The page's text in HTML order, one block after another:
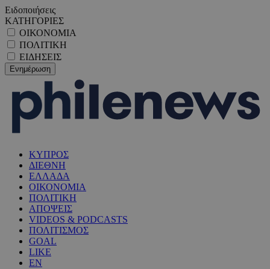
Ειδοποιήσεις
ΚΑΤΗΓΟΡΙΕΣ
ΟΙΚΟΝΟΜΙΑ
ΠΟΛΙΤΙΚΗ
ΕΙΔΗΣΕΙΣ
ΚΥΠΡΟΣ
ΔΙΕΘΝΗ
ΕΛΛΑΔΑ
ΟΙΚΟΝΟΜΙΑ
ΠΟΛΙΤΙΚΗ
ΑΠΟΨΕΙΣ
VIDEOS & PODCASTS
ΠΟΛΙΤΙΣΜΟΣ
GOAL
LIKE
EN